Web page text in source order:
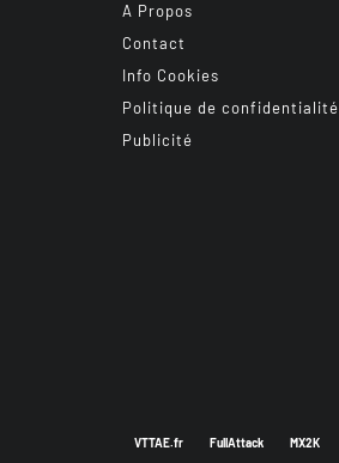
A Propos
Contact
Info Cookies
Politique de confidentialité
Publicité
VTTAE.fr FullAttack MX2K